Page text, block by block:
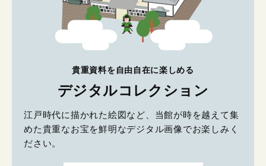
貴重資料を自由自在に楽しめる
デジタルコレクション
江戸時代に描かれた絵図など、当館が時を越えて集
めた貴重なお宝を鮮明なデジタル画像でお楽しみく
ださい。